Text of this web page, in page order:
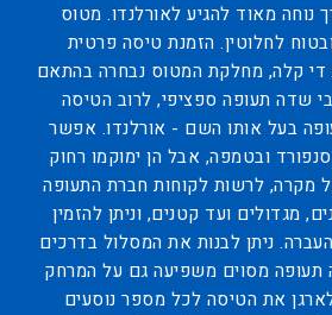
נוחה מאוד להגיע לאורלנדו. מטוס
לחלוטין. הזמנת טיסה פרטית
די קלה, מחלקת המטוס נבחרה בהתאם
שדה תעופה ספציפי, לרוב הטיסה
בעל אותו השם - אורלנדו. אפשר
ובטמפה, אבל הן ימוקמו רחוק
מקרה, לרשות לקוחות חברת התעופה
מגדולים ועד קטנים, וניתן להזמין
ניתן לבנות את המסלול בדרכים
תעופה מסוים משפיעה גם על המרחק
לארגן את הטיסה לכל מספר נוסעים